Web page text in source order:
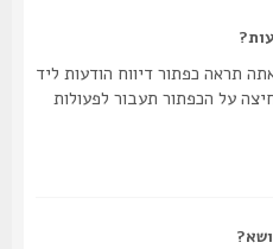
כפתור דיווח הודעות ליד
הכפתור תעבור לפעולות